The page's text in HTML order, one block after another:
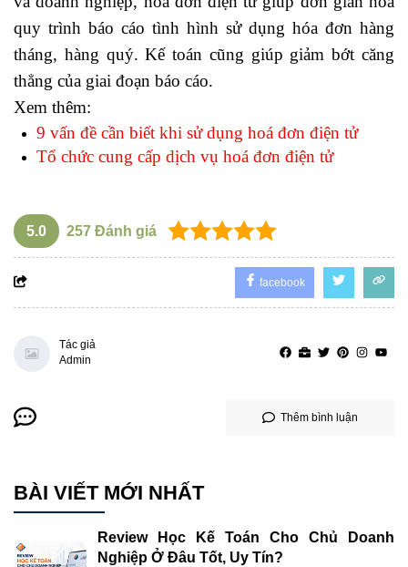
quy trình báo cáo tình hình sử dụng hóa đơn hàng
tháng, hàng quý. Kế toán cũng giúp giảm bớt căng
thẳng của giai đoạn báo cáo.
Xem thêm:
9 vấn đề cần biết khi sử dụng hoá đơn điện tử
Tổ chức cung cấp dịch vụ hoá đơn điện tử
5.0 257 Đánh giá
facebook
Tác giả
Admin
Thêm bình luận
BÀI VIẾT MỚI NHẤT
Review Học Kế Toán Cho Chủ Doanh
Nghiệp Ở Đâu Tốt, Uy Tín?